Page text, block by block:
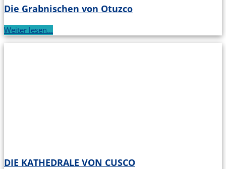
Die Grabnischen von Otuzco
Weiter lesen...
DIE KATHEDRALE VON CUSCO